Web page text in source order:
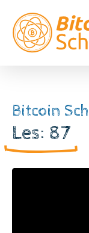
Bitcoin
Les: 87